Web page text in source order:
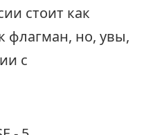
стоит как
флагман, но, увы,
с